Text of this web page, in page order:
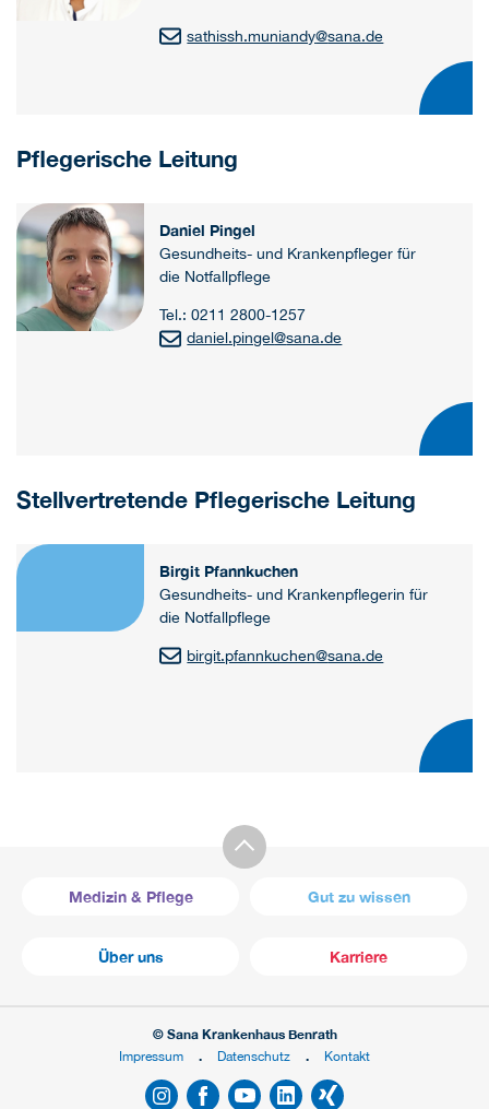
sathissh.muniandy@sana.de
Pflegerische Leitung
Daniel Pingel
Gesundheits- und Krankenpfleger für
die Notfallpflege
Tel.: 0211 2800-1257
daniel.pingel@sana.de
Stellvertretende Pflegerische Leitung
Birgit Pfannkuchen
Gesundheits- und Krankenpflegerin für
die Notfallpflege
birgit.pfannkuchen@sana.de
Medizin & Pflege Gut zu wissen
Über uns Karriere
© Sana Krankenhaus Benrath
Impressum
Datenschutz Kontakt